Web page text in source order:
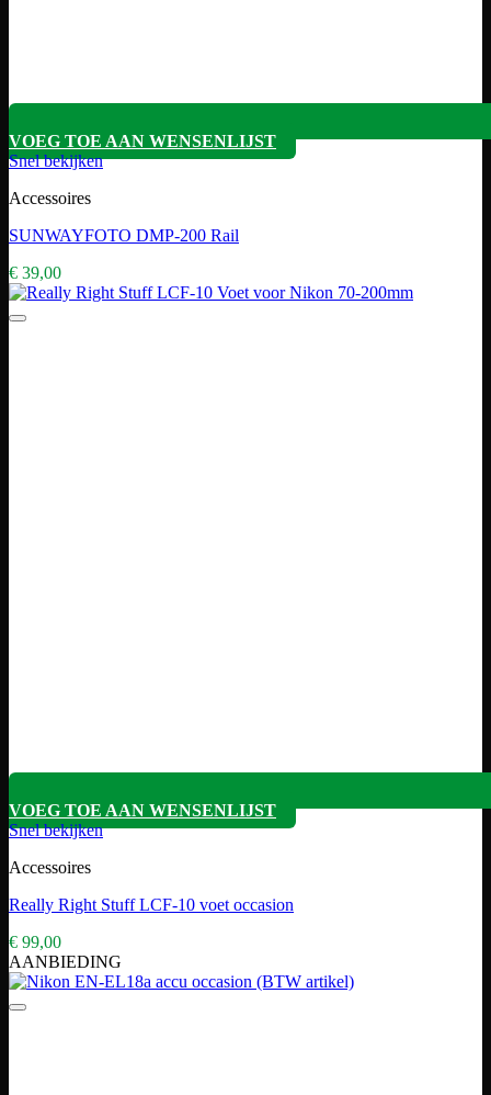
VOEG TOE AAN WENSENLIJST
Snel bekijken
Accessoires
SUNWAYFOTO DMP-200 Rail
€ 39,00
VOEG TOE AAN WENSENLIJST
Snel bekijken
Accessoires
Really Right Stuff LCF-10 voet occasion
€ 99,00
AANBIEDING